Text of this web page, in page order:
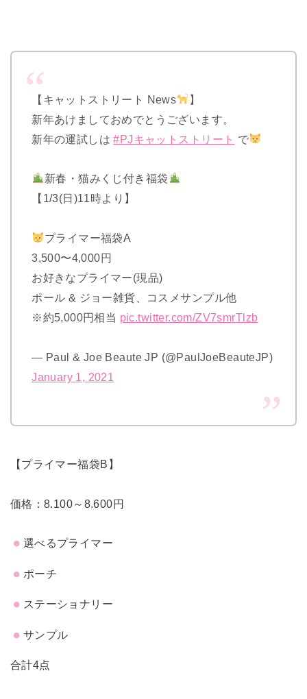
【キャットストリート News
】
新年あけましておめでとうございます。
新年の運試しは#PJキャットストリート で
新春・猫みくじ付き福袋
【1/3(日)11時より】
プライマー福袋A
3,500〜4,000円
お好きなプライマー(現品)
ポール & ジョー雑貨、コスメサンプル他
※約5,000円相当 pic.twitter.com/ZV7smrTlzb
— Paul & Joe Beaute JP (@PaulJoeBeauteJP)
January 1, 2021
【プライマー福袋B】
価格：8.100～8.600円
選べるプライマー
ポーチ
ステーショナリー
サンプル
合計4点